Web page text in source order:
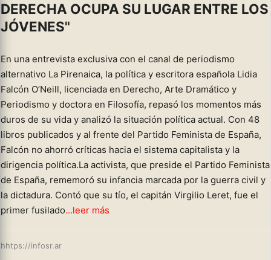
DERECHA OCUPA SU LUGAR ENTRE LOS
JÓVENES"
En una entrevista exclusiva con el canal de periodismo
alternativo La Pirenaica, la política y escritora española Lidia
Falcón O’Neill, licenciada en Derecho, Arte Dramático y
Periodismo y doctora en Filosofía, repasó los momentos más
duros de su vida y analizó la situación política actual. Con 48
libros publicados y al frente del Partido Feminista de España,
Falcón no ahorró críticas hacia el sistema capitalista y la
dirigencia política.La activista, que preside el Partido Feminista
de España, rememoró su infancia marcada por la guerra civil y
la dictadura. Contó que su tío, el capitán Virgilio Leret, fue el
primer fusilado...leer más
hhtps://infosr.ar